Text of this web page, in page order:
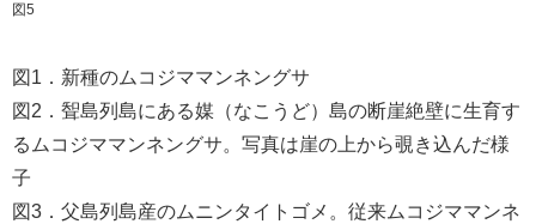
図5
図1．新種のムコジママンネングサ
図2．聟島列島にある媒（なこうど）島の断崖絶壁に生育す
るムコジママンネングサ。写真は崖の上から覗き込んだ様
子
図3．父島列島産のムニンタイトゴメ。従来ムコジママンネ